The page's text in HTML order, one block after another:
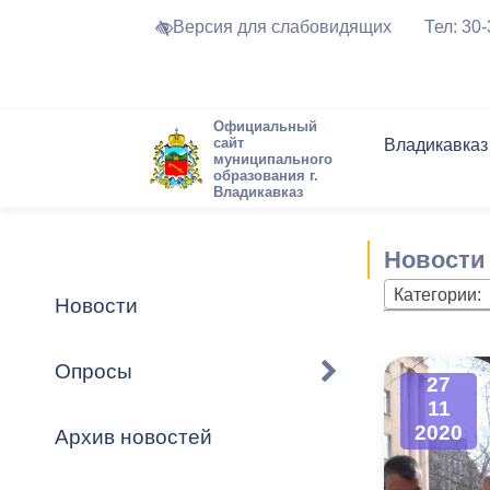
Версия для слабовидящих Тел:
Официальный
сайт
муниципального
образования г.
Владикавказ
Владикавказ
Устав города
Города-
городского
Торги и
Формы
Обратная
Комиссии
График
Новостная
Актуально
Новости
Опросы
Архив новостей
Новости
Категории:
27
11
2020